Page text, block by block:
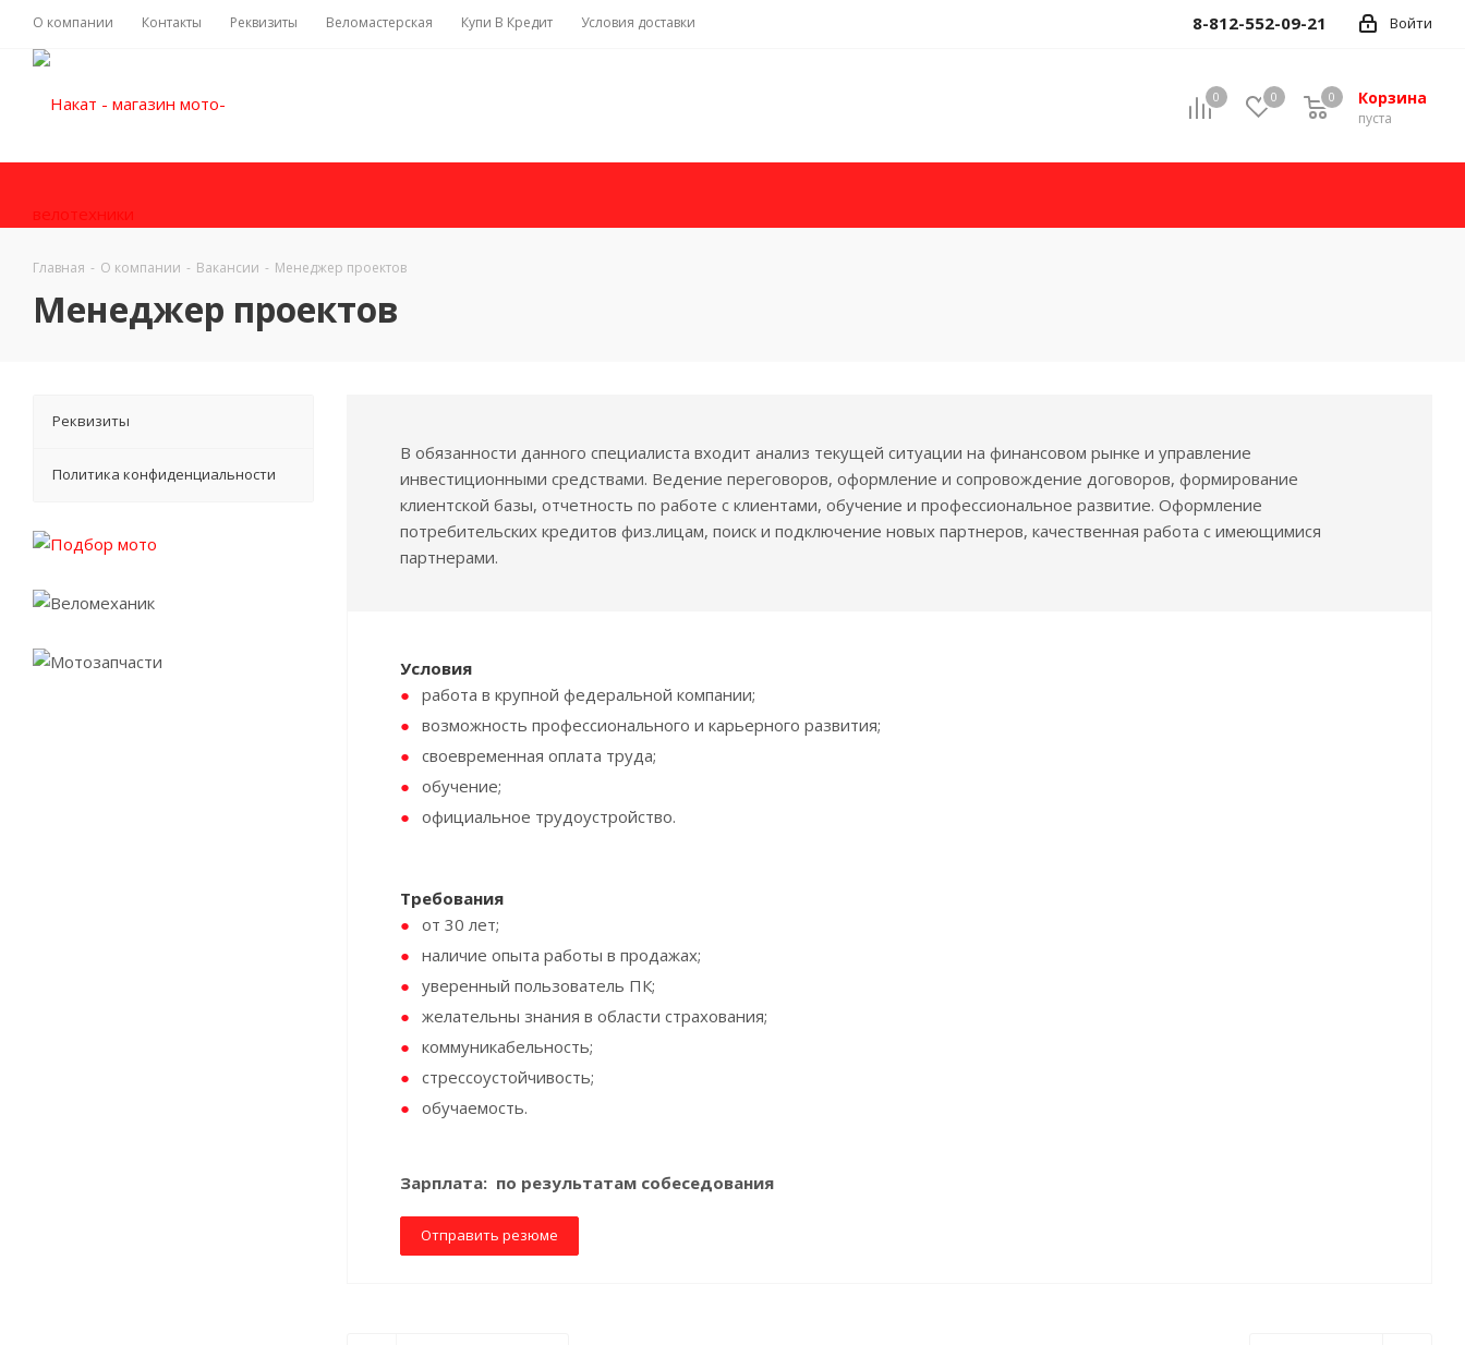
О компании Контакты Реквизиты Веломастерская Купи В Кредит Условия доставки Войти
8-812-552-09-21
0 0 Корзина
пуста
0
Главная - О компании - Вакансии - Менеджер проектов
Менеджер проектов
В обязанности данного специалиста входит анализ текущей ситуации на финансовом рынке и управление
инвестиционными средствами. Ведение переговоров, оформление и сопровождение договоров, формирование
клиентской базы, отчетность по работе с клиентами, обучение и профессиональное развитие. Оформление
потребительских кредитов физ.лицам, поиск и подключение новых партнеров, качественная работа с имеющимися
партнерами.
Условия
работа в крупной федеральной компании;
возможность профессионального и карьерного развития;
своевременная оплата труда;
обучение;
официальное трудоустройство.
Требования
от 30 лет;
наличие опыта работы в продажах;
уверенный пользователь ПК;
желательны знания в области страхования;
коммуникабельность;
стрессоустойчивость;
обучаемость.
Зарплата: по результатам собеседования
Отправить резюме
Реквизиты
Политика конфиденциальности